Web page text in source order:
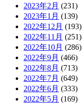
2023年2月 (231)
2023年1月 (139)
2022年12月 (193)
2022年11月 (251)
2022年10月 (286)
2022年9月 (466)
2022年8月 (713)
2022年7月 (649)
2022年6月 (333)
2022年5月 (169)